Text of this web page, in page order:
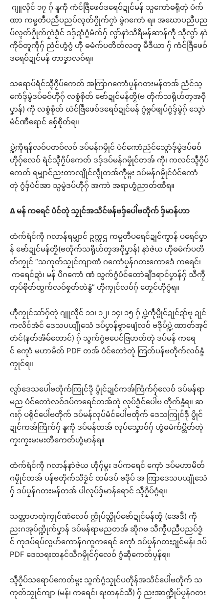
ဂျူလိုင် ၁၇ ဂှ် နူကဵု ကံင်ဇြဳဖေဝ်ဒရေဝ်ဍုင်မန် သ္ပကောံဓရီုတုဲ ပံက်
ဏာ ကမ္မတဳပညဳပညပ်လ္ၚတ်ဂၠိုက်ဂၠာဲ မွဲဂကောံ ရ။ အဃောပညဳပည
ပ်လ္ၚတ်ဂၠိုက်ဂၠာဲဒၟံင် ဒဒှ်ဍာံဂွံမံက်ဂှ် လ္ပာ်နာဲသိရိမန်ဆာန်ကီု သီုလ္ပာ် နာဲ
ကိုဝ်တူကီုဂှ် ညံင်ဟွံဂွံ ဟီု ဓမံက်ပတိတ်လတူ မဳဒဳယာ ဂှ် ကံင်ဇြဳဖေဝ်
ဒရေဝ်ဍုင်မန် တာဒၞာလဝ်ရ။
သရောပ်ရံင်သ္ၚဳဂၠိပ်ကေတ် အကြာဂကောံပၠန်ဂတးမန်တအ် ညံင်သ္
ဂောံဒှ်မွဲဒပ်ဓဝ်ဟီုဂှ် လစွံစိုတ် ဗော်ဍုင်မန်တၟိ(ဗ တိုက်သရိုဟ်တၠအဝဵု
ပၞာန်) ကဵု လစွံစိုတ် ဃံင်ဇြဳဖေဝ်ဒရေဝ်ဍုင်မန် ဂွံဗ္ဂပ်ဖျပ်ဂွံဒှ်မွဲဂှ် သ္ၚောဲ
မံင်ဏီရောင် စှ်ေစိုတ်ရ။
ပ္ဍဲကဵုရန်လဝ်ပတဝ်လဝ် ဒပ်မန်ဂမၠိုင် ပံင်ကောံညံင်သ္ဂောံဒှ်မွဲဒပ်ဓဝ်
ဟီုဂှ်လေဝ် ရံင်သ္ၚဳဂၠိပ်ကေတ် ဒဒှ်ဒပ်မန်ဂမၠိုင်တအ် ကီု၊ ကလင်သ္ၚဳဂၠိပ်
ကေတ် ရမျှာင်ညးတာလျိုင်လ္ၚဵုတအ်ကီုမ္ဂး ဒပ်မန်ဂမၠိုင်ပံင်ကောံ
တုဲ ဂွံဒှ်ပံင်အာ သ္ပမွဲဒပ်ဟီုဂှ် အကာဲ အရာဟွံညာတ်ဏီရ။
∆မန်ကရေင်ပံင်တုဲသၠုင်အသိင်ဖန်ဗဒှ်ပေါဲဗတိုက်ဒှ်မာန်ဟာ
ထံက်ရံင်ကဵု ဂလာန်ရမျှာင် ဥက္ကဌ ကမ္မတဳပရေင်ဍုင်ကွာန် ပရေင်ပၞာ
န် ဗော်ဍုင်မန်တၟိ(ဗတိုက်သရိုဟ်တၠအဝဵုပၞာန်) နာဲဇဲယ ဟီုဓမံက်ပတိ
တ်ကၠုင် “သကုတ်သၠုင်ကျာဏံ ဂကောံပၠန်ဂတးကောဒေံ ကရေင်၊
ကရေင်ဍာဲ၊ မန် ပိဂကောံ ဏံ သွက်ဂွံပံင်တောဲချဳဒရာင်ပၞာန်ဂှ် သဳကၠဳ
တုပ်စိုတ်ထ္ပက်လဝ်စၟတ်တဲနွံ” ဟီုကၠုင်လဝ်ဂှ် တၟေင်ဟီုဂွံရ။
ဟီုကၠုင်သာ်ဂှ်တုဲ ဂျူလိုင် ၁၁၊ ၁၂၊ ၁၄၊ ၁၅ ဂှ် ပ္ဍဲကဵုပွိုင်ဍုင်ဍာ်ဗု ဍုင်
ကလိင်အံင် ဒေသပယျဵုသေံ ဒပ်ပၞာန်ဗၟာဖျေံလဝ် ဗဒိုပ်ပ္ဍဲ ဏာတ်အုင်
တံင်(နတ်အိမ်တောင်) ဂှ် သွက်ဂွံဗပေင်ဇြဟတ်တုဲ ဒပ်မန် ကရေ
င် ကေုာံ မဟာမိတ် PDF တအ် ပံင်တောဲတုဲ ကြတ်ပန်ဗတိုက်လဝ်နွံ
ကၠုင်ရ။
လ္ပာ်ဒေသပေါဲဗတိုက်ကြုင်ဒဵု ပွိုင်ဍုင်ကအ်ကြိက်ဂှ်လေဝ် ဒပ်မန်ရာ
မည ပံင်တောဲလဝ်ဒပ်ကရေင်တအ်တုဲ လုပ်ဒၟံင်ပေါဲဗ တိုက်နွံရ။ ဆ
ဂးဂှ် ပရိုင်ပေါဲဗတိုက် ဒပ်မန်လုပ်မံင်ပေါဲဗတိုက် ဒေသကြုင်ဒဵု ပွိုင်
ဍုင်ကအ်ကြိက်ဂှ် နူကဵု ဒပ်မန်တအ် လုပ်သၞောဝ်ဂှ် ဟွံဓမံက်ပ္တိတ်တုဲ
ကၠးကၠးမးမးတီကေတ်ဟွံမာန်ရ။
ထံက်ရံင်ကဵု ဂလာန်နာဲဇဲယ ဟီုဂှ်မ္ဂး ဒပ်ကရေင် ကေုာံ ဒပ်မဟာမိတ်
ဂမၠိုင်တအ် ပန်ဗတိုက်သီဒၟံင် တမ်ဒပ် ဗဒိုပ် အ ကြာဒေသပယျဵုသေံ
ဂှ် ဒပ်ပၠန်ဂတးမန်တအ် ပါလုပ်ဒှ်မာန်ရောင် သ္ၚဳဂၠိပ်ဂွံရ။
သတ္တာဟတုဲကၠုင်ဏံလေဝ် က္ဍိုပ်သ္ကိုပ်ဗော်ဍုင်မန်တၟိ (အေဒဳ) ကဵု
ညးဂအုပ်က္ဍိုက်ပၞာန် ဒပ်မန်ရာမညတအ် ဆဵုဂဗ သဳကၠဳပညဳပညပ်ဒၟံ
င် ကုဒပ်ရပ်လွဟ်ကောန်ဂကူကရေင် ကေုာံ ဒပ်ပၠန်ဂတးဍုင်မန်၊ ဒပ်
PDF ဒေသရးတနင်သဳဂမၠိုင်ဂှ်လေဝ် ဂွံဆဵုကေတ်ပၠန်ရ။
သ္ၚဳဂၠိပ်သရောပ်ကေတ်မ္ဂး သွက်ဂွံသၠုင်ပတိုန်အသိင်ပေါဲဗတိုက် သ
ကုတ်သၠုင်ကျာ (မန်၊ ကရေင်၊ ရးတနင်သဳ) ဂှ် ညးအာက္ဍိုပ်ပၠန်ဂတး